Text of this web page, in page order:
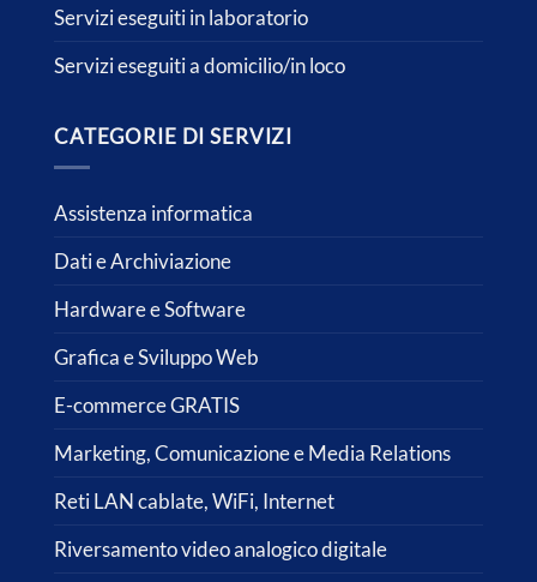
Servizi eseguiti in laboratorio
Servizi eseguiti a domicilio/in loco
CATEGORIE DI SERVIZI
Assistenza informatica
Dati e Archiviazione
Hardware e Software
Grafica e Sviluppo Web
E-commerce GRATIS
Marketing, Comunicazione e Media Relations
Reti LAN cablate, WiFi, Internet
Riversamento video analogico digitale